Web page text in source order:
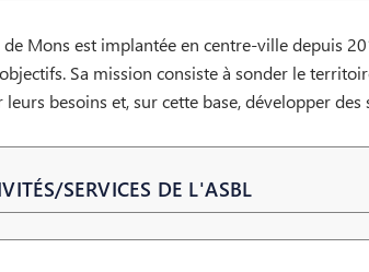
de Mons est implantée en centre-ville depuis
Sa mission consiste à sonder le
besoins et, sur cette base, développer
SERVICES DE L'ASBL